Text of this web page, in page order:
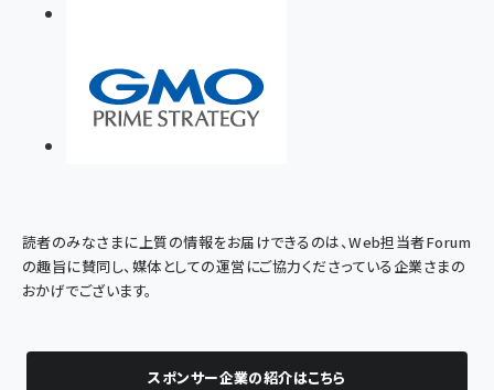
読者のみなさまに上質の情報をお届けできるのは、Web担当者Forum
の趣旨に賛同し、媒体としての運営にご協力くださっている企業さまの
おかげでございます。
スポンサー企業の紹介はこちら